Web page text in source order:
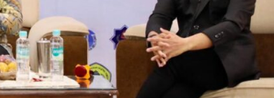
Berita Polisi Hukum Kriminal Tangerang Raya